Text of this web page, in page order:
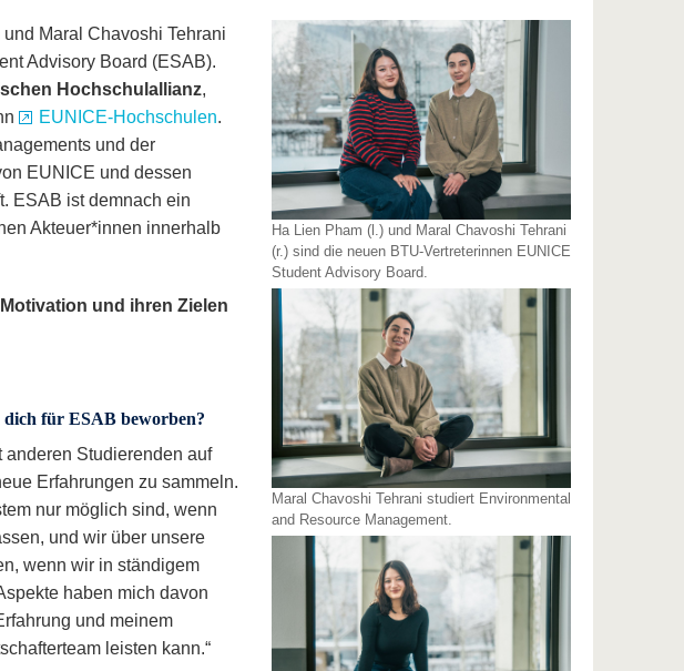
Maral Chavoshi Tehrani
Advisory Board (ESAB).
Hochschulallianz,
EUNICE-Hochschulen.
und der
EUNICE und dessen
ESAB ist demnach ein
Akteuer*innen innerhalb
und ihren Zielen
für ESAB beworben?
anderen Studierenden auf
Erfahrungen zu sammeln.
nur möglich sind, wenn
und wir über unsere
wenn wir in ständigem
haben mich davon
und meinem
leisten kann.“
Ha Lien Pham (l.) und Maral Chavoshi Tehrani
(r.) sind die neuen BTU-Vertreterinnen EUNICE
Student Advisory Board.
Maral Chavoshi Tehrani studiert Environmental
and Resource Management.